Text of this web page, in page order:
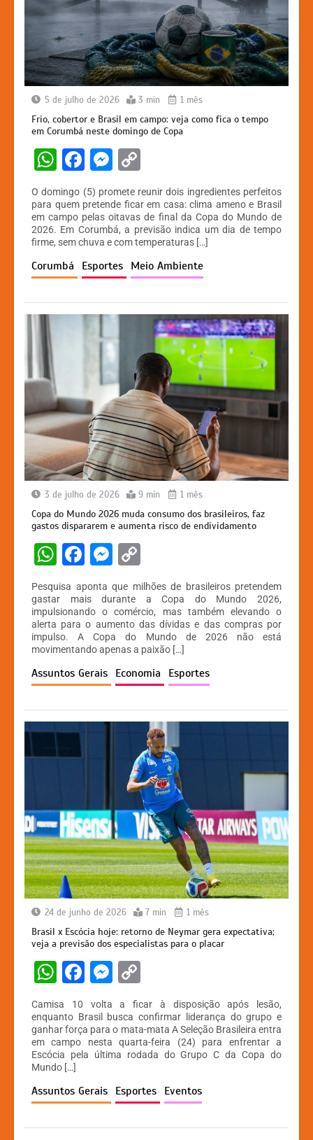
5 de julho de 2026 3 min 1 mês
Frio, cobertor e Brasil em campo: veja como fica o tempo
em Corumbá neste domingo de Copa
W
h
at
s
A
p
F
a
c
e
b
o
k
M
s
s
e
n
er
p
y
Li
n
O domingo (5) promete reunir dois ingredientes perfeitos
para quem pretende ficar em casa: clima ameno e Brasil
em campo pelas oitavas de final da Copa do Mundo de
2026. Em Corumbá, a previsão indica um dia de tempo
firme, sem chuva e com temperaturas […]
Corumbá Esportes Meio Ambiente
3 de julho de 2026 9 min 1 mês
Copa do Mundo 2026 muda consumo dos brasileiros, faz
gastos dispararem e aumenta risco de endividamento
W
h
at
s
A
p
p
F
c
e
b
o
o
k
M
s
s
e
n
g
er
o
p
y
Li
n
k
Pesquisa aponta que milhões de brasileiros pretendem
gastar mais durante a Copa do Mundo 2026,
impulsionando o comércio, mas também elevando o
alerta para o aumento das dívidas e das compras por
impulso. A Copa do Mundo de 2026 não está
movimentando apenas a paixão […]
Assuntos Gerais Economia Esportes
24 de junho de 2026 7 min 1 mês
Brasil x Escócia hoje: retorno de Neymar gera expectativa;
veja a previsão dos especialistas para o placar
W
at
s
A
p
p
F
c
e
b
o
o
k
M
s
s
e
n
g
er
p
y
Li
n
k
Camisa 10 volta a ficar à disposição após lesão,
enquanto Brasil busca confirmar liderança do grupo e
ganhar força para o mata-mata A Seleção Brasileira entra
em campo nesta quarta-feira (24) para enfrentar a
Escócia pela última rodada do Grupo C da Copa do
Mundo […]
Assuntos Gerais Esportes Eventos